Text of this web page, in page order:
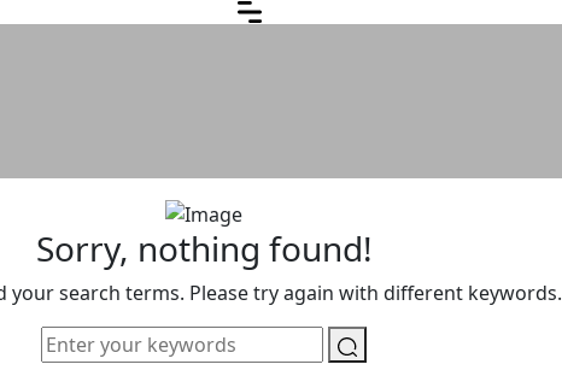
Sorry, nothing found!
your search terms. Please try again with different keywords.